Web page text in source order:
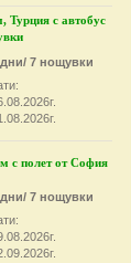
Турция с автобус
7 нощувки
с полет от София
7 нощувки